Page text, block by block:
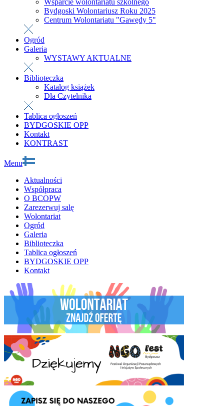
Wsparcie wolontariatu szkolnego
Bydgoski Wolontariusz Roku 2025
Centrum Wolontariatu "Gawędy 5"
Ogród
Galeria
WYSTAWY AKTUALNE
Biblioteczka
Katalog książek
Dla Czytelnika
Tablica ogłoszeń
BYDGOSKIE OPP
Kontakt
KONTRAST
Menu
Aktualności
Współpraca
O BCOPW
Zarezerwuj salę
Wolontariat
Ogród
Galeria
Biblioteczka
Tablica ogłoszeń
BYDGOSKIE OPP
Kontakt